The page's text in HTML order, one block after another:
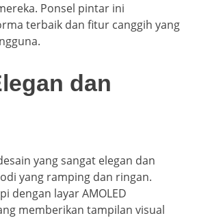
Ponsel pintar ini
terbaik dan fitur canggih yang
dan
yang sangat elegan dan
yang ramping dan ringan.
dengan layar AMOLED
memberikan tampilan visual